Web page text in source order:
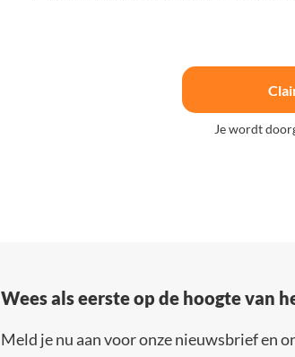
Je wordt
Wees als eerste op de hoogte van
Meld je nu aan voor onze nieuwsbrief en